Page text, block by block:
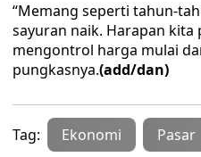
“Memang seperti tahun-
sayuran naik. Harapan
mengontrol harga mulai
pungkasnya.(add/dan)
Tag: Ekonomi Pasar